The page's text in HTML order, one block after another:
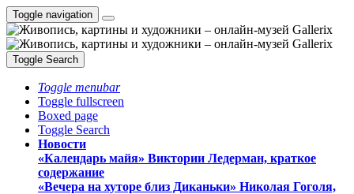
Toggle navigation
Toggle Search
Toggle menubar
Toggle fullscreen
Boxed page
Toggle Search
Новости
«Календарь майя» Виктории Ледерман, краткое
содержание
«Вечера на хуторе близ Диканьки» Николая Гоголя,